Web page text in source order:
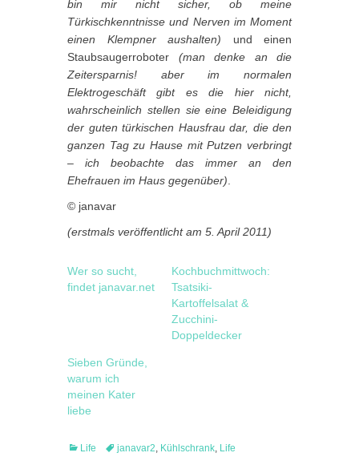
bin mir nicht sicher, ob meine
Türkischkenntnisse und Nerven im Moment
einen Klempner aushalten) und einen
Staubsaugerroboter (man denke an die
Zeitersparnis! aber im normalen
Elektrogeschäft gibt es die hier nicht,
wahrscheinlich stellen sie eine Beleidigung
der guten türkischen Hausfrau dar, die den
ganzen Tag zu Hause mit Putzen verbringt
– ich beobachte das immer an den
Ehefrauen im Haus gegenüber)
© janavar
(erstmals veröffentlicht am 5. April 2011)
Wer so sucht,
findet janavar.net
Kochbuchmittwoch:
Tsatsiki-
Kartoffelsalat &
Zucchini-
Doppeldecker
Sieben Gründe,
warum ich
meinen Kater
liebe
Categories
Life Tagsjanavar2, Kühlschrank, Life